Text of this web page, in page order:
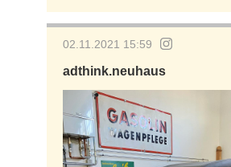
02.11.2021 15:59
adthink.neuhaus